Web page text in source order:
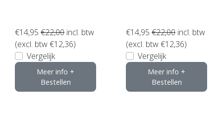
€14,95 €22,00 incl. btw
(excl. btw €12,36)
Vergelijk
Meer info +
Bestellen
€14,95 €22,00 incl. btw
(excl. btw €12,36)
Vergelijk
Meer info +
Bestellen